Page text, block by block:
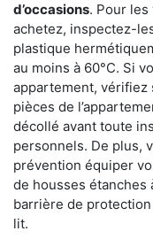
d’occasions. Pour les
achetez, inspectez-
plastique
au moins à 60°C. Si
appartement,
pièces de
décollé avant toute
personnels. De plus,
prévention équiper
de housses
barrière de
lit.